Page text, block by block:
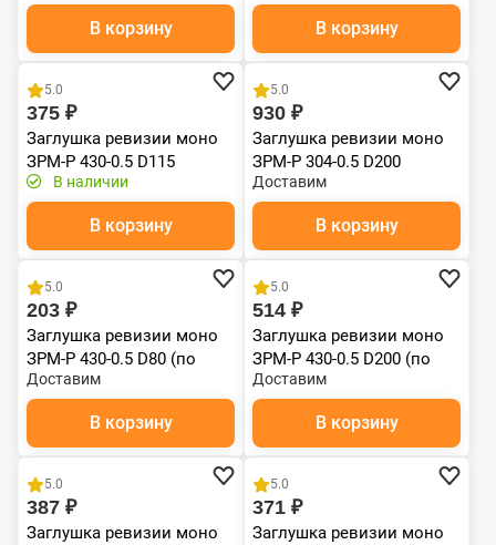
В корзину
Т до 600С*
В корзину
5.0
375 ₽
Заглушка ревизии моно
ЗРМ-Р 430-0.5 D115
Черный (RAL 9005) эмаль
Т до 600С*
В наличии
В корзину
5.0
930 ₽
Заглушка ревизии моно
ЗРМ-Р 304-0.5 D200
Доставим
В корзину
5.0
203 ₽
Заглушка ревизии моно
ЗРМ-Р 430-0.5 D80 (по
дыму)
Доставим
В корзину
5.0
514 ₽
Заглушка ревизии моно
ЗРМ-Р 430-0.5 D200 (по
дыму)
Доставим
В корзину
5.0
387 ₽
Заглушка ревизии моно
5.0
371 ₽
Заглушка ревизии моно